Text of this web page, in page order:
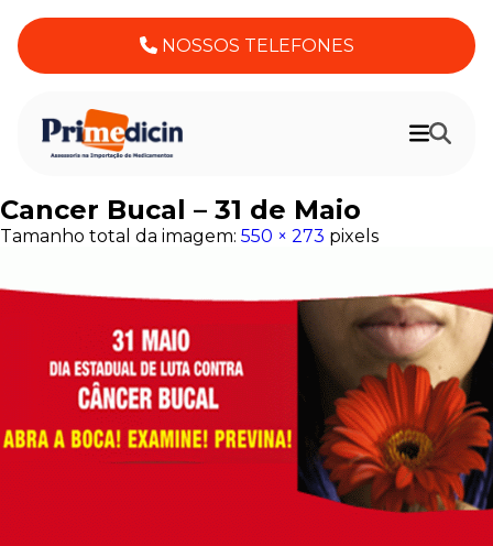
NOSSOS TELEFONES
Cancer Bucal – 31 de Maio
Tamanho total da imagem: 550 × 273 pixels